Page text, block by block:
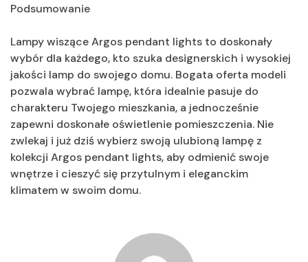
Podsumowanie
Lampy wiszące Argos pendant lights to doskonały
wybór dla każdego, kto szuka designerskich i wysokiej
jakości lamp do swojego domu. Bogata oferta modeli
pozwala wybrać lampę, która idealnie pasuje do
charakteru Twojego mieszkania, a jednocześnie
zapewni doskonałe oświetlenie pomieszczenia. Nie
zwlekaj i już dziś wybierz swoją ulubioną lampę z
kolekcji Argos pendant lights, aby odmienić swoje
wnętrze i cieszyć się przytulnym i eleganckim
klimatem w swoim domu.